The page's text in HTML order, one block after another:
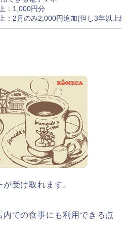
：1,000円分
：2月のみ2,000円追加(但し3年以上継
受け取れます。
での食事にも利用できる点